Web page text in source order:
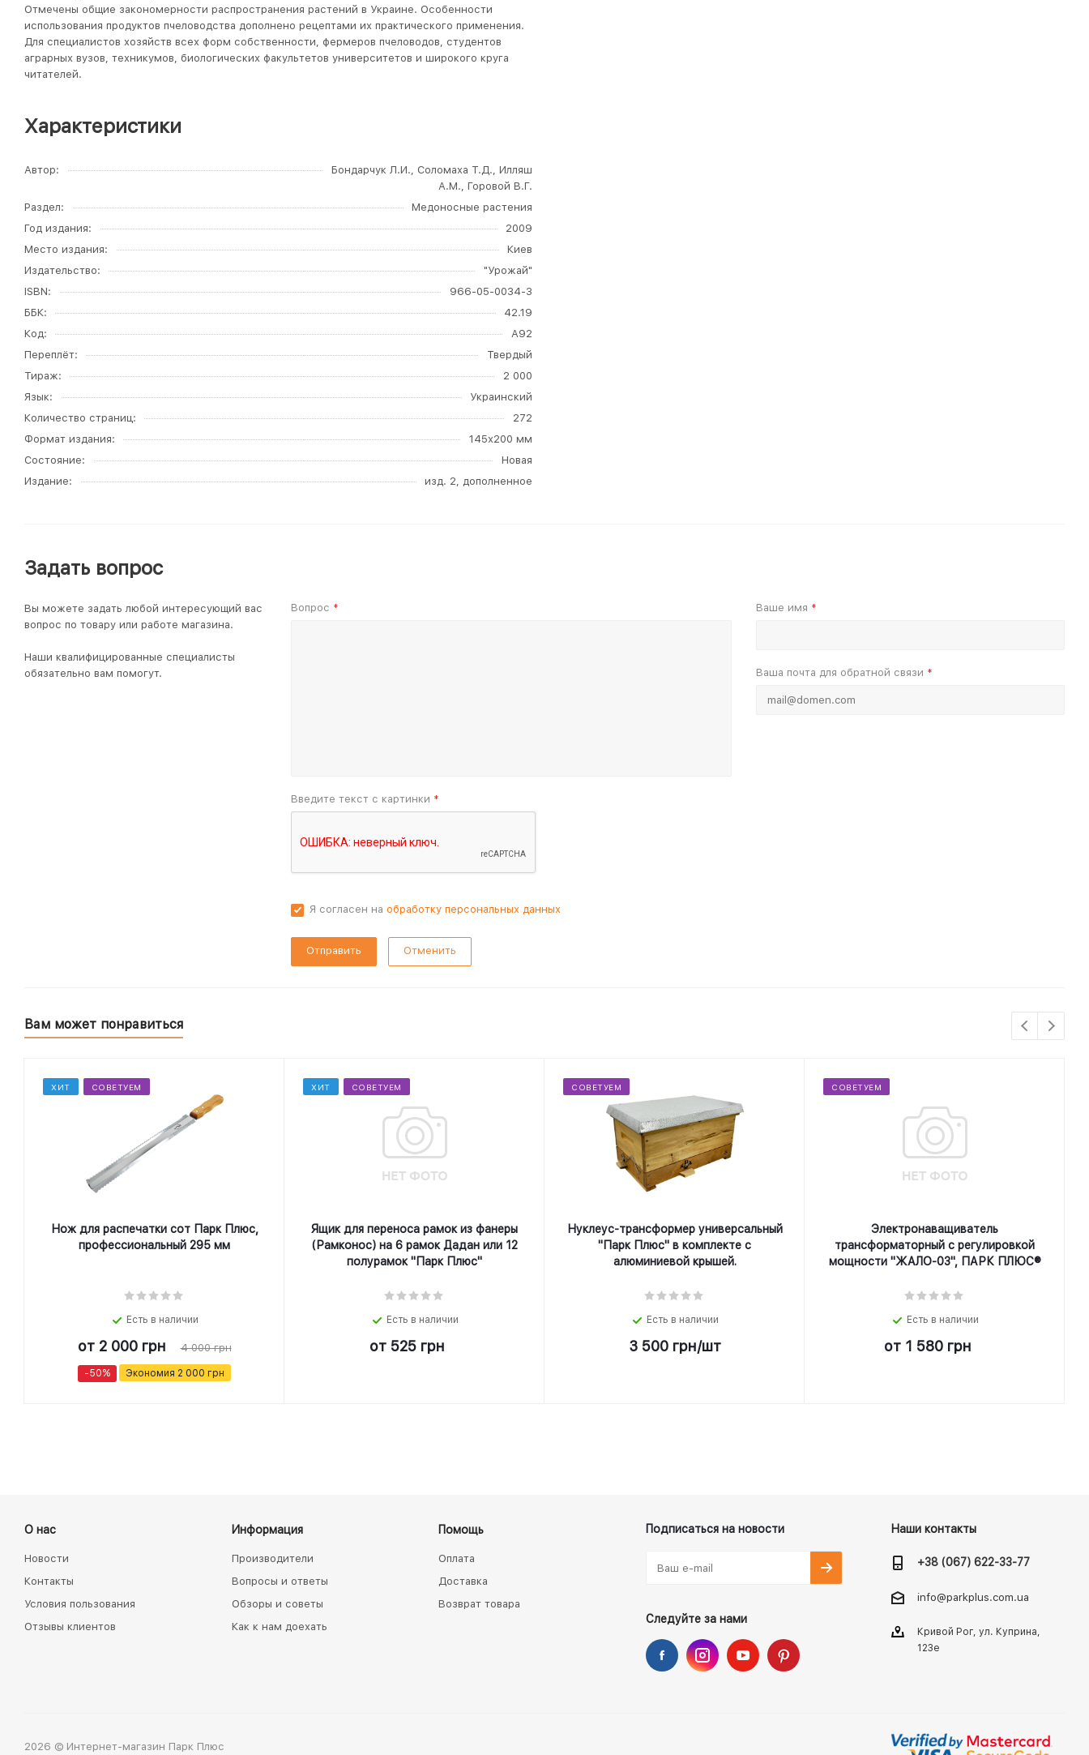
Отмечены общие закономерности распространения растений в Украине. Особенности
использования продуктов пчеловодства дополнено рецептами их практического применения.
Для специалистов хозяйств всех форм собственности, фермеров пчеловодов, студентов
аграрных вузов, техникумов, биологических факультетов университетов и широкого круга
читателей.
Характеристики
Автор
Бондарчук Л.И., Соломаха Т.Д., Илляш
А.М., Горовой В.Г.
Раздел
Медоносные растения
Год издания
2009
Место издания
Киев
Издательство
"Урожай"
ISBN
966-05-0034-3
ББК
42.19
Код
А92
Переплёт
Твердый
Тираж
2 000
Язык
Украинский
Количество страниц
272
Формат издания
145х200 мм
Состояние
Новая
Издание
изд. 2, дополненное
Задать вопрос
Вы можете задать любой интересующий вас
вопрос по товару или работе магазина.
Наши квалифицированные специалисты
обязательно вам помогут.
Вопрос * Ваше имя *
Ваша почта для обратной связи *
Введите текст с картинки *
Я согласен на обработку персональных данных
Отменить
Вам может понравиться
ХИТ СОВЕТУЕМ
Нож для распечатки сот Парк Плюс,
профеcсиональный 295 мм
Есть в наличии
от 2 000 грн 4 000 грн
-50% Экономия 2 000 грн
ХИТ СОВЕТУЕМ
Ящик для переноса рамок из фанеры
(Рамконос) на 6 рамок Дадан или 12
полурамок "Парк Плюс"
Есть в наличии
от 525 грн
СОВЕТУЕМ
Нуклеус-трансформер универсальный
"Парк Плюс" в комплекте с
алюминиевой крышей.
Есть в наличии
3 500грн/шт
СОВЕТУЕМ
Электронаващиватель
трансформаторный с регулировкой
мощности "ЖАЛО-03", ПАРК ПЛЮС®
Есть в наличии
от 1 580 грн
О нас
Новости
Контакты
Условия пользования
Отзывы клиентов
Информация
Производители
Вопросы и ответы
Обзоры и советы
Как к нам доехать
Помощь
Оплата
Доставка
Возврат товара
Подписаться на новости
Следуйте за нами
Наши контакты
+38 (067) 622-33-77
info@parkplus.com.ua
Кривой Рог, ул. Куприна,
123е
2026 © Интернет-магазин Парк Плюс